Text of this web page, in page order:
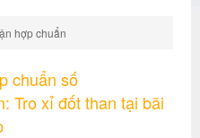
hợp chuẩn
chuẩn số
Tro xỉ đốt than tại bãi